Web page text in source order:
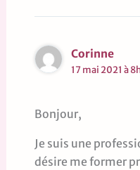
Corinne
17 mai 2021 à
Bonjour,
Je suis une
désire me former